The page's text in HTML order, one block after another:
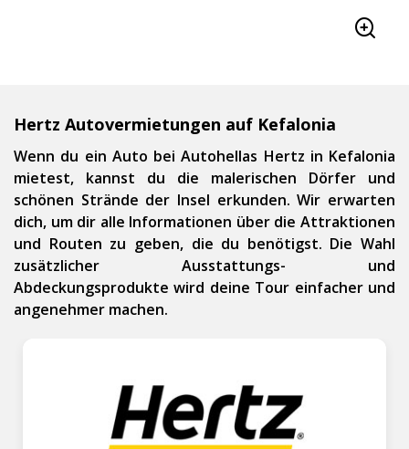
Hertz Autovermietungen auf Kefalonia
Wenn du ein Auto bei Autohellas Hertz in Kefalonia
mietest, kannst du die malerischen Dörfer und
schönen Strände der Insel erkunden. Wir erwarten
dich, um dir alle Informationen über die Attraktionen
und Routen zu geben, die du benötigst. Die Wahl
zusätzlicher Ausstattungs- und
Abdeckungsprodukte wird deine Tour einfacher und
angenehmer machen.